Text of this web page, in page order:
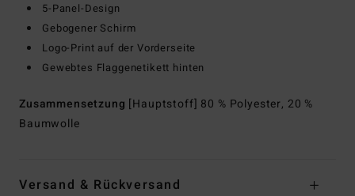
5-Panel-Design
Gebogener Schirm
Logo-Print auf der Vorderseite
Gewebtes Flaggenetikett hinten
Zusammensetzung [Hauptstoff] 80 % Polyester, 20 %
Baumwolle
Versand & Rückversand